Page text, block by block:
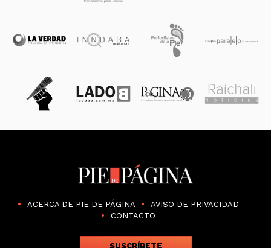
ACERCA DE PIE DE PÁGINA
AVISO DE PRIVACIDAD
CONTACTO
SUSCRÍBETE